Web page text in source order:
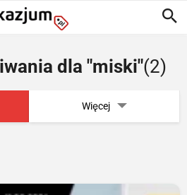
dla "miski"(2)
Więcej